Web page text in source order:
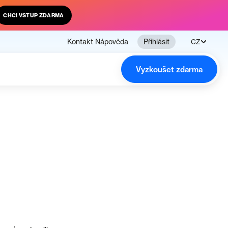
CHCI VSTUP ZDARMA
Kontakt Nápověda Přihlásit CZ
Vyzkoušet zdarma